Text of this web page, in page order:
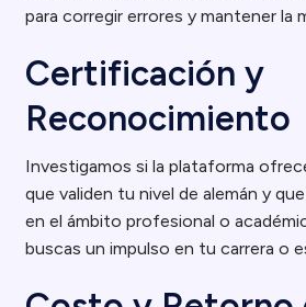
para corregir errores y mantener la
Certificación y
Reconocimiento
Investigamos si la plataforma
que validen tu nivel de alemán y
en el ámbito profesional o
buscas un impulso en tu carrera o